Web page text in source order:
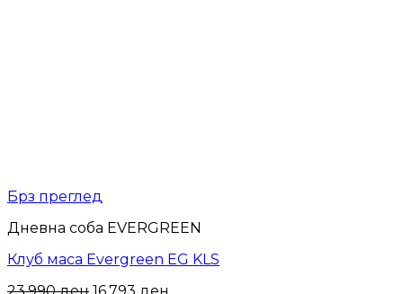
Брз преглед
Дневна соба EVERGREEN
Клуб маса Evergreen EG KLS